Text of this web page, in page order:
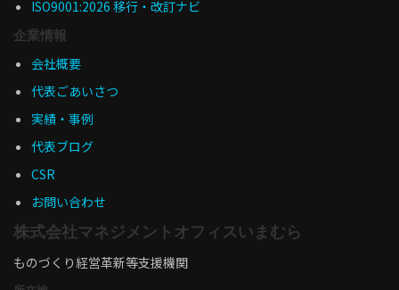
ISO9001:2026 移行・改訂ナビ
企業情報
会社概要
代表ごあいさつ
実績・事例
代表ブログ
CSR
お問い合わせ
株式会社マネジメントオフィスいまむら
ものづくり経営革新等支援機関